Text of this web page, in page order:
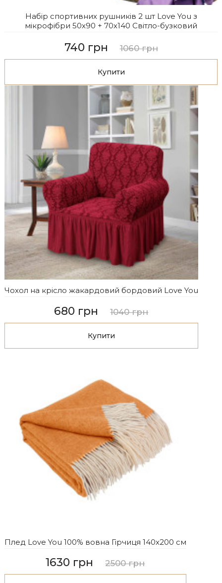
Набір спортивних рушників 2 шт Love You з
мікрофібри 50х90 + 70х140 Світло-бузковий
740 грн 1060 грн
Купити
Чохол на крісло жакардовий бордовий Love You
680 грн 1040 грн
Купити
Плед Love You 100% вовна Гірчиця 140х200 см
1630 грн 2500 грн